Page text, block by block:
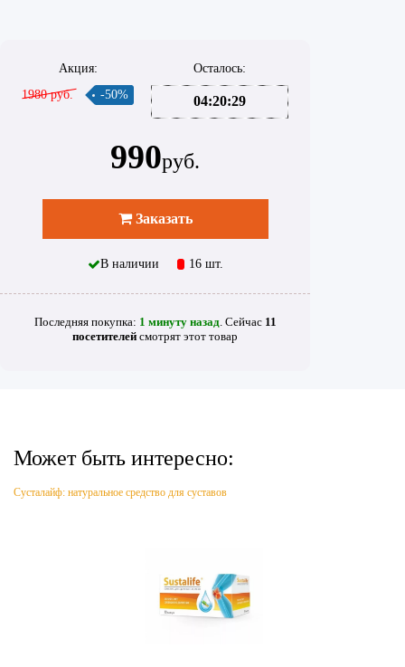
Акция:
1980 руб.
-50%
Осталось:
04:20:29
990руб.
Заказать
В наличии 16 шт.
Последняя покупка: 1 минуту назад. Сейчас 11
посетителей смотрят этот товар
Может быть интересно:
Сусталайф: натуральное средство для суставов